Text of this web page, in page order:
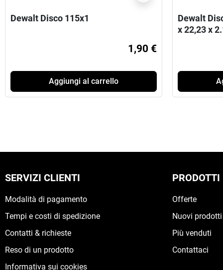
Dewalt Disco 115x1
1,90 €
Aggiungi al carrello
Dewalt
x 22,23 x
SERVIZI CLIENTI
Modalità di pagamento
Tempi e costi di spedizione
Contatti & richieste
Reso di un prodotto
Informativa sui cookies
PRODOTTI
Offerte
Nuovi prodotti
Più venduti
Contattaci